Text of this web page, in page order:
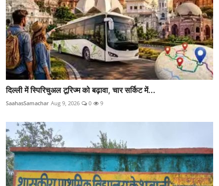
दिल्ली में स्पिरिचुअल टूरिज्म को बढ़ावा, चार सर्किट में...
SaahasSamachar Aug 9, 2026 0 9